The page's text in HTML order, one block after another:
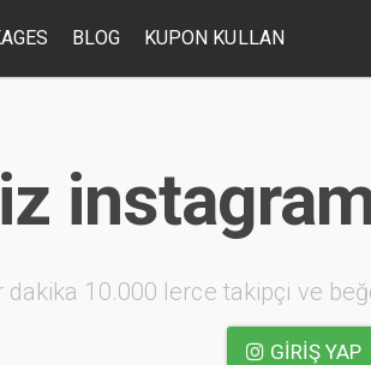
BLOG KUPON KULLAN
dakika 10.000 lerce takipçi ve
GIRIŞ YAP